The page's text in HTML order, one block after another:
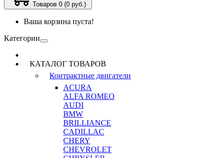
Товаров 0 (0 руб.)
Ваша корзина пуста!
Категории
КАТАЛОГ ТОВАРОВ
Контрактные двигатели
ACURA
ALFA ROMEO
AUDI
BMW
BRILLIANCE
CADILLAC
CHERY
CHEVROLET